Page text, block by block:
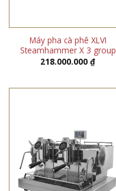
Máy pha cà phê XLVI
Steamhammer X 3 group
218.000.000 ₫